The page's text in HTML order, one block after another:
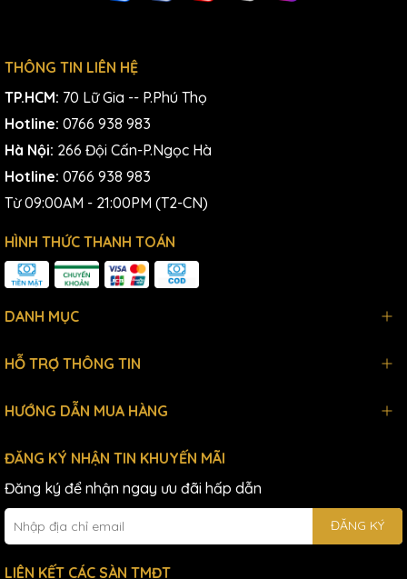
THÔNG TIN LIÊN HỆ
TP.HCM: 70 Lữ Gia -- P.Phú Thọ
Hotline: 0766 938 983
Hà Nội: 266 Đội Cấn-P.Ngọc Hà
Hotline: 0766 938 983
Từ 09:00AM - 21:00PM (T2-CN)
HÌNH THỨC THANH TOÁN
DANH MỤC
HỖ TRỢ THÔNG TIN
HƯỚNG DẪN MUA HÀNG
ĐĂNG KÝ NHẬN TIN KHUYẾN MÃI
Đăng ký để nhận ngay ưu đãi hấp dẫn
ĐĂNG KÝ
LIÊN KẾT CÁC SÀN TMĐT